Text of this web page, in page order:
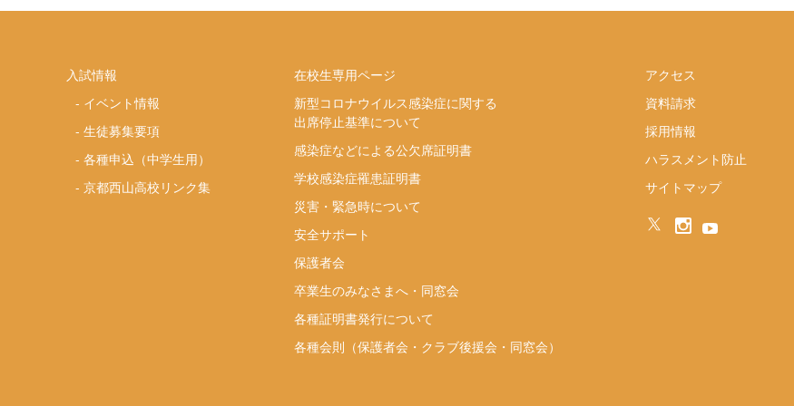
入試情報
- イベント情報
- 生徒募集要項
- 各種申込（中学生用）
- 京都西山高校リンク集
在校生専用ページ
新型コロナウイルス感染症に関する
出席停止基準について
感染症などによる公欠席証明書
学校感染症罹患証明書
災害・緊急時について
安全サポート
保護者会
卒業生のみなさまへ・同窓会
各種証明書発行について
各種会則（保護者会・クラブ後援会・同窓会）
アクセス
資料請求
採用情報
ハラスメント防止
サイトマップ